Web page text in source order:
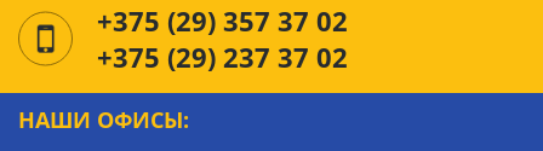
+375 (29) 357 37 02
+375 (29) 237 37 02
НАШИ ОФИСЫ: